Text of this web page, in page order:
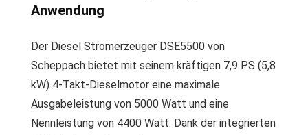
Anwendung
Der Diesel Stromerzeuger DSE5500 von
Scheppach bietet mit seinem kräftigen 7,9 PS (5,8
kW) 4-Takt-Dieselmotor eine maximale
Ausgabeleistung von 5000 Watt und eine
Nennleistung von 4400 Watt. Dank der integrierten